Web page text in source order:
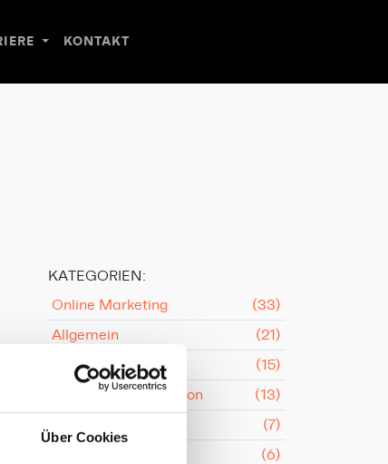
Über Cookies
KONTAKT
KATEGORIEN:
Online Marketing
(33)
Allgemein
(21)
Content
(15)
Konzeption & Kreation
(13)
(7)
(6)